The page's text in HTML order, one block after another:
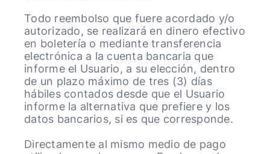
Todo reembolso que fuere acordado y/o
autorizado, se realizará en dinero efectivo
en boletería o mediante transferencia
electrónica a la cuenta bancaria que
informe el Usuario, a su elección, dentro
de un plazo máximo de tres (3) días
hábiles contados desde que el Usuario
informe la alternativa que prefiere y los
datos bancarios, si es que corresponde.
Directamente al mismo medio de pago